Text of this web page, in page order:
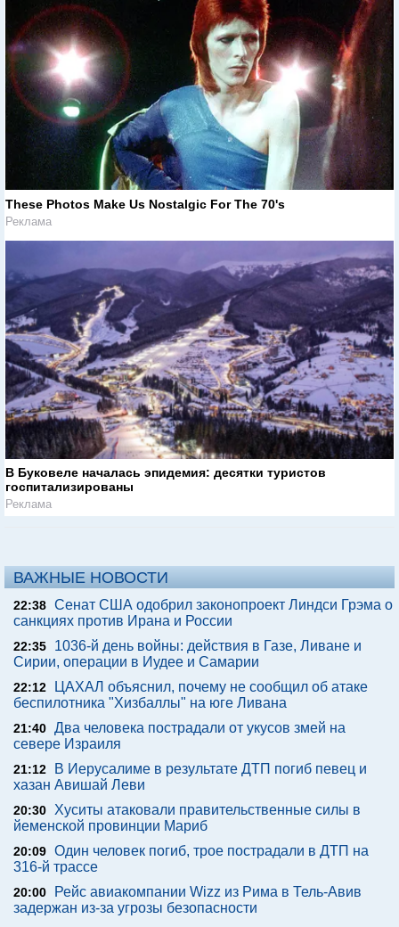
These Photos Make Us Nostalgic For The 70's
Реклама
В Буковеле началась эпидемия: десятки туристов
госпитализированы
Реклама
ВАЖНЫЕ НОВОСТИ
22:38 Сенат США одобрил законопроект Линдси Грэма о
санкциях против Ирана и России
22:35
1036-й день войны: действия в Газе, Ливане и
Сирии, операции в Иудее и Самарии
22:12
ЦАХАЛ объяснил, почему не сообщил об атаке
беспилотника "Хизбаллы" на юге Ливана
21:40 Два человека пострадали от укусов змей на
севере Израиля
21:12
В Иерусалиме в результате ДТП погиб певец и
хазан Авишай Леви
20:30 Хуситы атаковали правительственные силы в
йеменской провинции Мариб
20:09 Один человек погиб, трое пострадали в ДТП на
316-й трассе
20:00
Рейс авиакомпании Wizz из Рима в Тель-Авив
задержан из-за угрозы безопасности